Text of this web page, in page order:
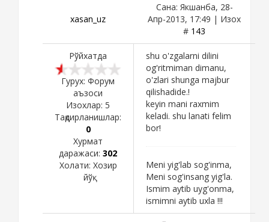
xasan_uz
Сана: Якшанба, 28-
Апр-2013, 17:49 | Изох
# 143
Рўйхатда
Гурух: Форум
аъзоси
Изохлар: 5
Тақдирланишлар:
0
Хурмат
даражаси: 302
Холати: Хозир
йўқ
shu o'zgalarni dilini
og'ritmiman dimanu,
o'zlari shunga majbur
qilishadide.!
keyin mani raxmim
keladi. shu lanati felim
bor!
Meni yig'lab sog'inma,
Meni sog'insang yig'la.
Ismim aytib uyg'onma,
ismimni aytib uxla !!!